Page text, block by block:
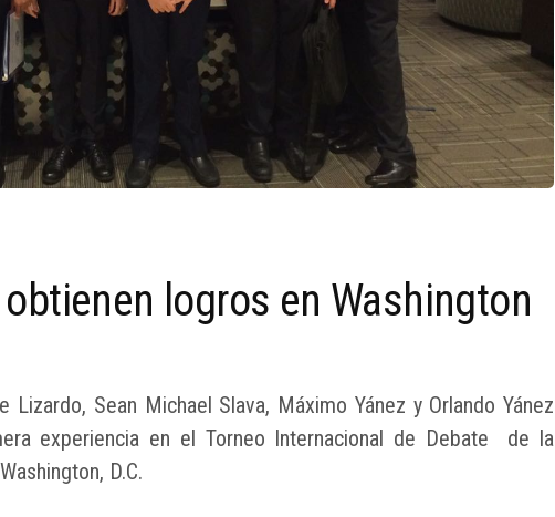
logros en Washington
Lizardo, Sean Michael Slava, Máximo Yánez y Orlando Yánez
experiencia en el Torneo Internacional de Debate de la
D.C.